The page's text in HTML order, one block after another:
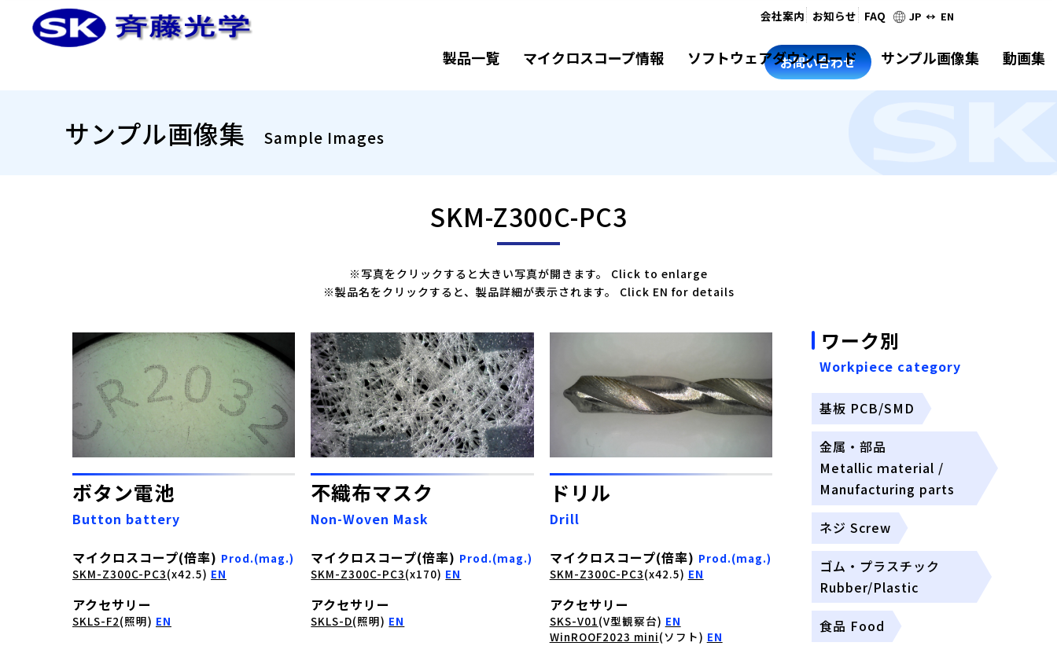
製品一覧 マイクロスコープ情報 ソフトウェアダウンロード サンプル画像集 動画集
会社案内 お知らせ FAQ JP ↔ EN
お問い合わせ
サンプル画像集 Sample Images
SKM-Z300C-PC3
※写真をクリックすると大きい写真が開きます。 Click to enlarge
※製品名をクリックすると、製品詳細が表示されます。 Click EN for details
ボタン電池
Button battery
マイクロスコープ(倍率) Prod.(mag.)
SKM-Z300C-PC3(x42.5) EN
アクセサリー
SKLS-F2(照明) EN
不織布マスク
Non-Woven Mask
マイクロスコープ(倍率) Prod.(mag.)
SKM-Z300C-PC3(x170) EN
アクセサリー
SKLS-D(照明) EN
ドリル
Drill
マイクロスコープ(倍率) Prod.(mag.)
SKM-Z300C-PC3(x42.5) EN
アクセサリー
SKS-V01(V型観察台) EN
WinROOF2023 mini(ソフト) EN
ワーク別
Workpiece category
基板 PCB/SMD
金属・部品
Metallic ｍaterial /
Manufacturing parts
ネジ Screw
ゴム・プラスチック
Rubber/Plastic
食品 Food